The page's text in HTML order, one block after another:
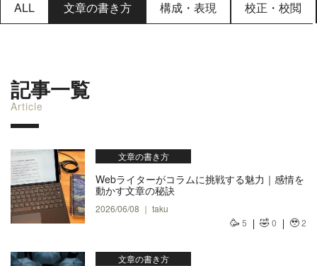
ALL 文章の書き方 構成・表現 校正・校閲
記事一覧
Article
文章の書き方
Webライターがコラムに挑戦する魅力｜感情を
動かす文章の秘訣
2026/06/08 ｜ taku
🥳 5 🤣0 🥹2
文章の書き方